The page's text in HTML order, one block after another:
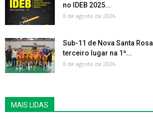
no IDEB 2025...
6 de agosto de 2026
Sub-11 de Nova Santa
terceiro lugar na 1ª...
6 de agosto de 2026
MAIS LIDAS